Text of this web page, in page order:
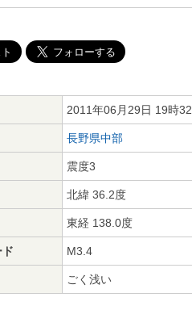
2011年06月29日 19時
長野県中部
震度3
北緯 36.2度
東経 138.0度
M3.4
ごく浅い